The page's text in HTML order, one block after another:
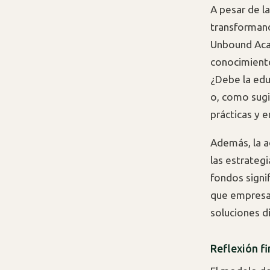
A pesar de
Unbound
¿Debe la
o, como
prácticas y
Además, la
las
fondos
que
soluciones
Reflexión